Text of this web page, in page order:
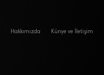
Hakkımızda Künye ve İletişim